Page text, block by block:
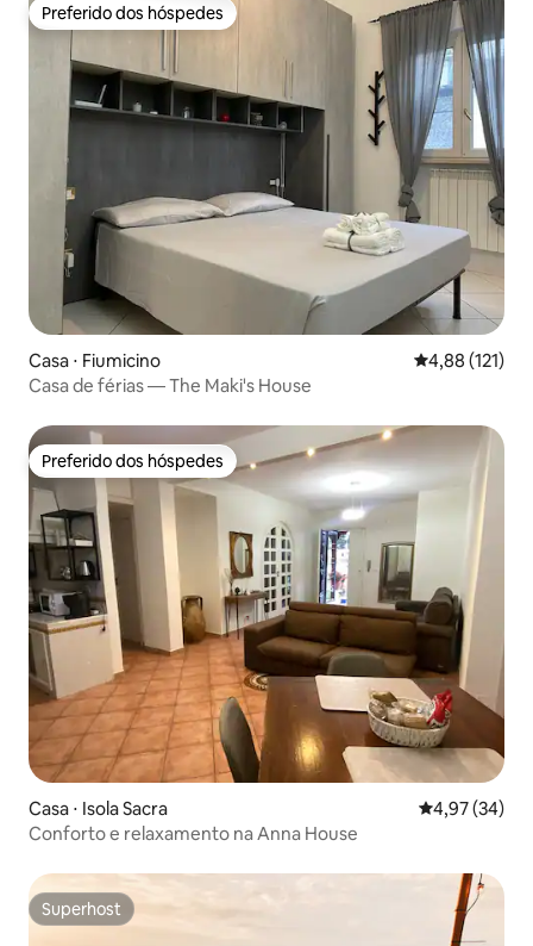
Preferido dos hóspedes
Preferido dos hóspedes
Casa ⋅ Fiumicino 4,88 de uma
4,88 (121)
Casa de férias — The Maki's House
Preferido dos hóspedes
Preferido dos hóspedes
Casa ⋅ Isola Sacra 4,97 de uma
4,97 (34)
Conforto e relaxamento na Anna House
Superhost
Superhost